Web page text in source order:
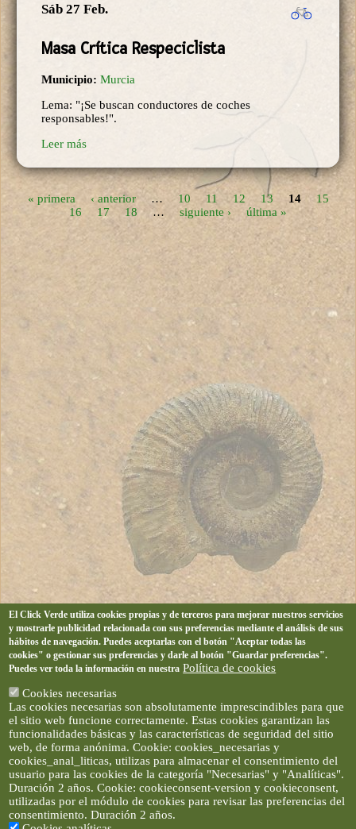
Sáb 27 Feb.
Masa Crítica Respeciclista
Municipio: Murcia
Lema: "¡Se buscan conductores de coches
responsables!".
Leer más
Páginas
« primera ‹ anterior … 10 11 12 13 14
15
16
17 18 … siguiente › última »
El Click Verde utiliza cookies propias y de terceros para mejorar nuestros servicios
y mostrarle publicidad relacionada con sus preferencias mediante el análisis de sus
hábitos de navegación. Puedes aceptarlas con el botón "Aceptar todas las
cookies" o gestionar sus preferencias y darle al botón "Guardar preferencias".
Puedes ver toda la información en nuestra Política de cookies
Cookies necesarias
Las cookies necesarias son absolutamente imprescindibles para que
el sitio web funcione correctamente. Estas cookies garantizan las
funcionalidades básicas y las características de seguridad del sitio
web, de forma anónima. Cookie: cookies_necesarias y
cookies_anal_liticas, utilizas para almacenar el consentimiento del
usuario para las cookies de la categoría "Necesarias" y "Analíticas".
Duración 2 años. Cookie: cookieconsent-version y cookieconsent,
utilizadas por el módulo de cookies para revisar las preferencias del
consentimiento. Duración 2 años.